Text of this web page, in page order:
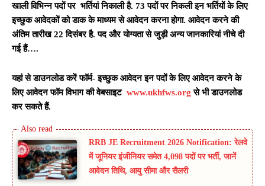
खाली विभिन्न पदों पर भर्तियां निकाली है. 73 पदों पर निकली इन भर्तियों के लिए
इच्छुक आवेदकों को डाक के माध्यम से आवेदन करना होगा. आवेदन करने की
अंतिम तारीख 22 दिसंबर है. पद और योग्यता से जुड़ी अन्य जानकारियां नीचे दी
गई हैं….
यहां से डाउनलोड करें फॉर्म- इच्छुक आवेदन इन पदों के लिए आवेदन करने के
लिए आवेदन फॉम विभाग की वेबसाइट www.ukhfws.orgसे भी डाउनलोड
कर सकते हैं.
RRB JE Recruitment 2026 Notification: रेलवे
में जूनियर इंजीनियर समेत 4,098 पदों पर भर्ती, जानें
आवेदन तिथि, आयु सीमा और सैलरी